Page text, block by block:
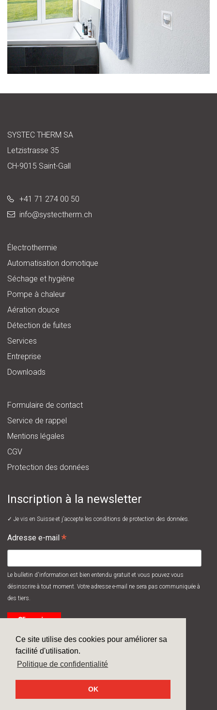
Ce site utilise des cookies pour améliorer sa
facilité d'utilisation.
Politique de confidentialité
OK
SYSTEC THERM SA
Letzistrasse 35
CH-9015 Saint-Gall
+41 71 274 00 50
info@systectherm.ch
Électrothermie
Automatisation domotique
Séchage et hygiène
Pompe à chaleur
Aération douce
Détection de fuites
Services
Entreprise
Downloads
Formulaire de contact
Service de rappel
Mentions légales
CGV
Protection des données
Inscription à la newsletter
✓ Je vis en Suisse et j'accepte les conditions de protection des données.
Adresse e-mail *
Le bulletin d'information est bien entendu gratuit et vous pouvez vous
désinscrire à tout moment. Votre adresse e-mail ne sera pas communiquée à
des tiers.